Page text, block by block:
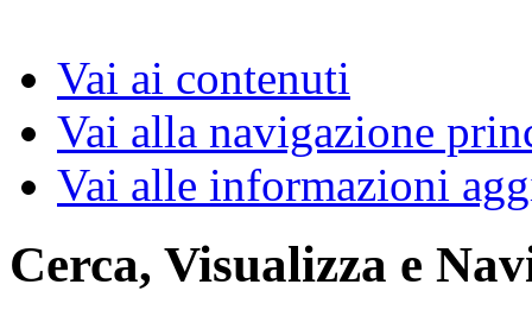
Vai ai contenuti
Vai alla navigazione
Vai alle informazioni
Cerca, Visualizza e